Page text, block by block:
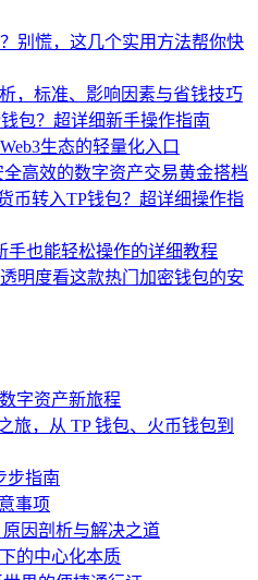
别慌，这几个实用方法帮你快
，标准、影响因素与省钱技巧
包？超详细新手操作指南
生态的轻量化入口
高效的数字资产交易黄金搭档
币转入TP钱包？超详细操作指
手也能轻松操作的详细教程
明度看这款热门加密钱包的安
字资产新旅程
旅，从 TP 钱包、火币钱包到
步指南
事项
因剖析与解决之道
的中心化本质